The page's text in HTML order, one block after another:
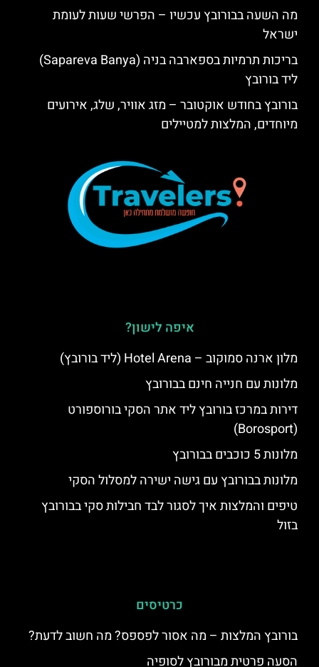
מה השעה בבורובץ עכשיו – הפרשי שעות לעומת
ישראל
בריכות תרמיות בספארבה בניה (Sapareva Banya)
ליד בורובץ
בורובץ בחודש אוקטובר – מזג אוויר, שלג, אירועים
מיוחדים, המלצות למטיילים
איפה לישון?
מלון ארנה סמוקוב – Hotel Arena (ליד בורובץ)
מלונות עם חנייה חינם בבורובץ
דירות במרכז בורובץ ליד אתר הסקי בורוספורט
(Borosport)
מלונות 5 כוכבים בבורובץ
מלונות בבורובץ עם גישה ישירה למסלול הסקי
טיפים והמלצות איך לסגור לבד חבילות סקי בבורובץ
בזול
כרטיסים
בורובץ המלצות – מה אסור לפספס? מה חשוב לדעת?
הסעה פרטית מבורובץ לסופיה